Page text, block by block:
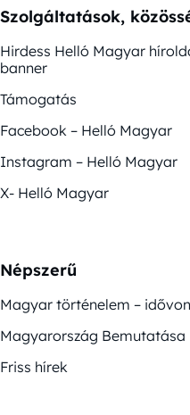
Szolgáltatások,
Hirdess Helló Magyar
banner
Támogatás
Facebook – Helló Magyar
Instagram – Helló Magyar
X- Helló Magyar
Népszerű
Magyar történelem –
Magyarország Bemutatása
Friss hírek